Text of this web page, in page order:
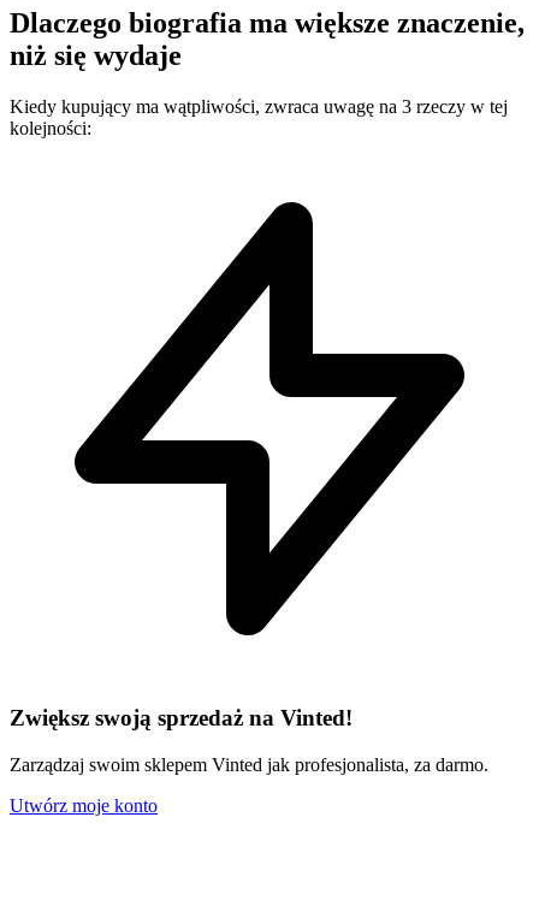
Dlaczego biografia ma większe znaczenie,
niż się wydaje
Kiedy kupujący ma wątpliwości, zwraca uwagę na 3 rzeczy w tej
kolejności:
Zwiększ swoją sprzedaż na Vinted!
Zarządzaj swoim sklepem Vinted jak profesjonalista, za darmo.
Utwórz moje konto